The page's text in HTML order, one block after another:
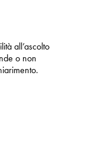
all’ascolto
o non